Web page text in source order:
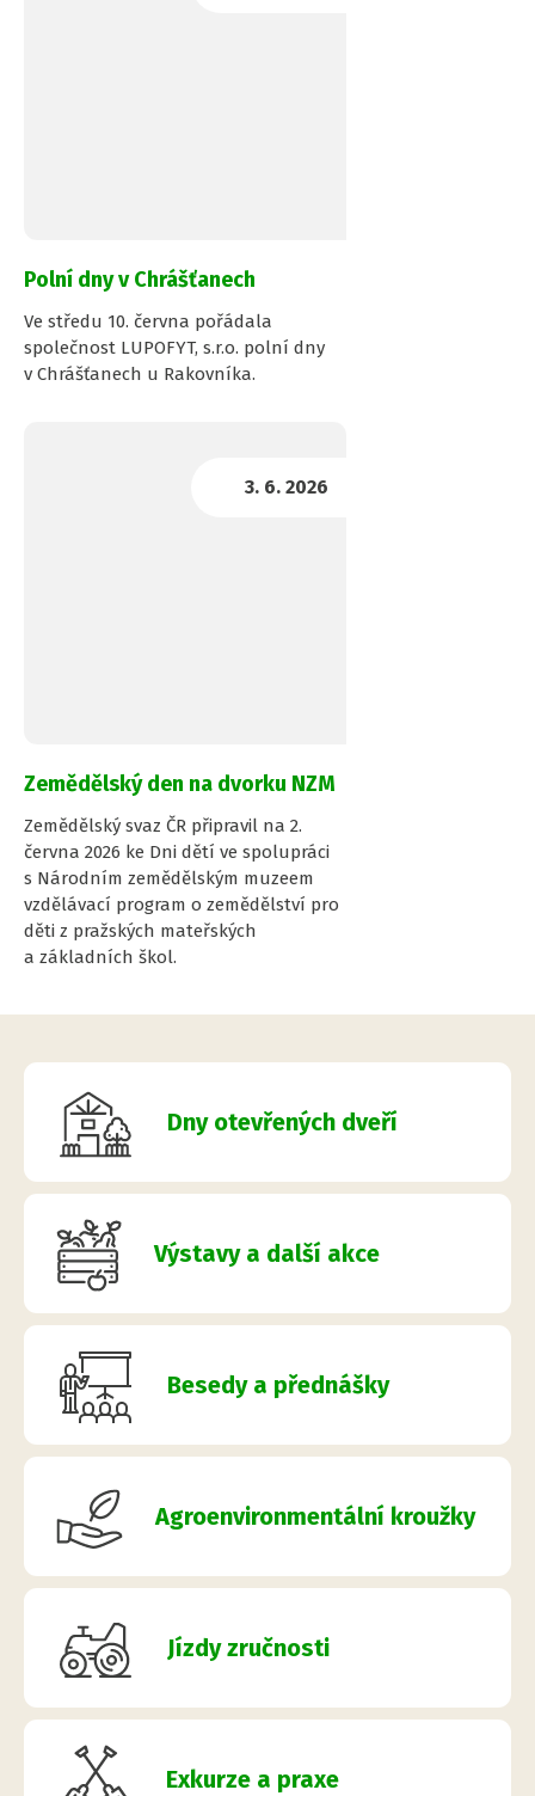
Polní dny v Chrášťanech
Ve středu 10. června pořádala
společnost LUPOFYT, s.r.o. polní dny
v Chrášťanech u Rakovníka.
Zemědělský den na dvorku NZM
Zemědělský svaz ČR připravil na 2.
června 2026 ke Dni dětí ve spolupráci
s Národním zemědělským muzeem
vzdělávací program o zemědělství pro
děti z pražských mateřských
a základních škol.
Dny otevřených dveří
Výstavy a další akce
Besedy a přednášky
Agroenvironmentální kroužky
Jízdy zručnosti
Exkurze a praxe